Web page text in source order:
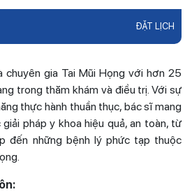
ĐẶT LỊCH
chuyên gia Tai Mũi Họng với hơn 25
trong thăm khám và điều trị. Với sự
thực hành thuần thục, bác sĩ mang
pháp y khoa hiệu quả, an toàn, từ
đến những bệnh lý phức tạp thuộc